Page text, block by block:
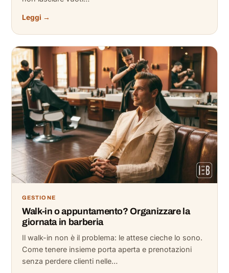
Leggi →
GESTIONE
Walk-in o appuntamento? Organizzare la
giornata in barberia
Il walk-in non è il problema: le attese cieche lo sono.
Come tenere insieme porta aperta e prenotazioni
senza perdere clienti nelle…